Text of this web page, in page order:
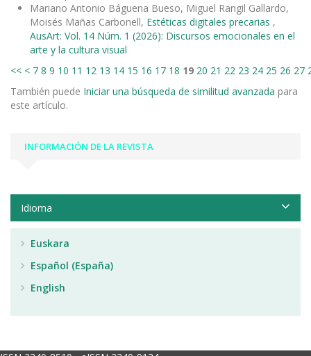
Mariano Antonio Báguena Bueso, Miguel Rangil Gallardo,
Moisés Mañas Carbonell, Estéticas digitales precarias ,
AusArt: Vol. 14 Núm. 1 (2026): Discursos emocionales en el
arte y la cultura visual
<< < 7 8 9 10 11 12 13 14 15 16 17 18 19 20 21 22 23 24 25 26 27
También puede Iniciar una búsqueda de similitud avanzada para
este artículo.
INFORMACIÓN DE LA REVISTA
Idioma
Euskara
Español (España)
English